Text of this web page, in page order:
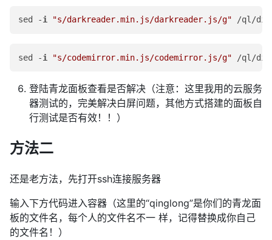
sed -i "s/darkreader.min.js/darkreader.js/g" /ql/
sed -i "s/codemirror.min.js/codemirror.js/g" /ql/
登陆青龙面板查看是否解决（注意：这里我用的云服务
器测试的，完美解决白屏问题，其他方式搭建的面板自
行测试是否有效！！）
方法二
还是老方法，先打开ssh连接服务器
输入下方代码进入容器（这里的“qinglong”是你们的青龙面
板的文件名，每个人的文件名不一 样，记得替换成你自己
的文件名！）